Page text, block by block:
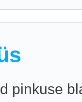
pinkuse